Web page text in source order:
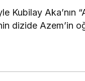
Kubilay
dizide Azem’in